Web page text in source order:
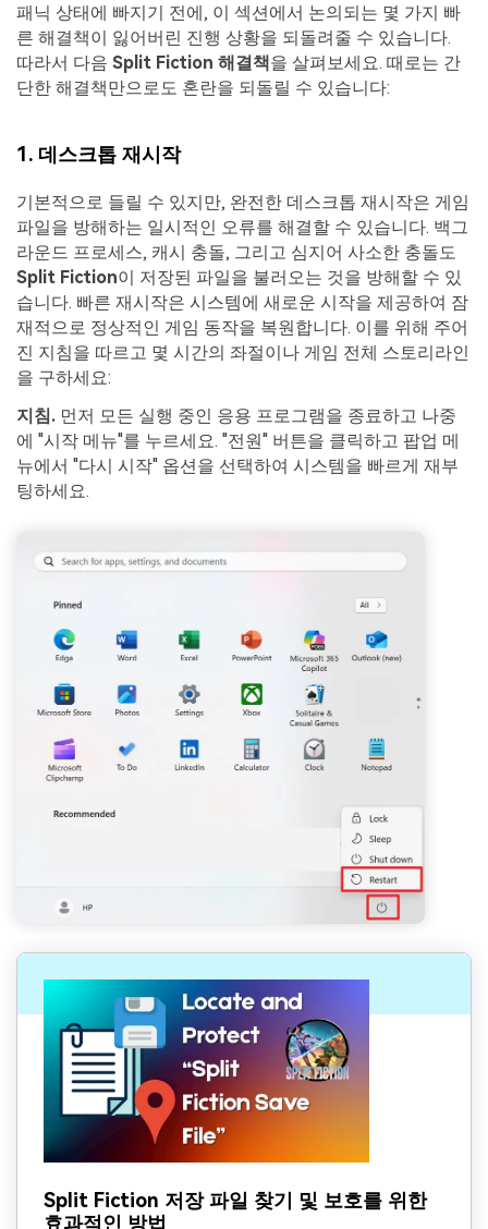
패닉 상태에 빠지기 전에, 이 섹션에서 논의되는 몇 가지 빠
른 해결책이 잃어버린 진행 상황을 되돌려줄 수 있습니다.
따라서 다음 Split Fiction 해결책을 살펴보세요. 때로는 간
단한 해결책만으로도 혼란을 되돌릴 수 있습니다:
1. 데스크톱 재시작
기본적으로 들릴 수 있지만, 완전한 데스크톱 재시작은 게임
파일을 방해하는 일시적인 오류를 해결할 수 있습니다. 백그
라운드 프로세스, 캐시 충돌, 그리고 심지어 사소한 충돌도
Split Fiction이 저장된 파일을 불러오는 것을 방해할 수 있
습니다. 빠른 재시작은 시스템에 새로운 시작을 제공하여 잠
재적으로 정상적인 게임 동작을 복원합니다. 이를 위해 주어
진 지침을 따르고 몇 시간의 좌절이나 게임 전체 스토리라인
을 구하세요:
지침. 먼저 모든 실행 중인 응용 프로그램을 종료하고 나중
에 "시작 메뉴"를 누르세요. "전원" 버튼을 클릭하고 팝업 메
뉴에서 "다시 시작" 옵션을 선택하여 시스템을 빠르게 재부
팅하세요.
Split Fiction 저장 파일 찾기 및 보호를 위한
효과적인 방법